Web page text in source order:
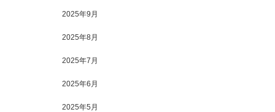
2025年9月
2025年8月
2025年7月
2025年6月
2025年5月